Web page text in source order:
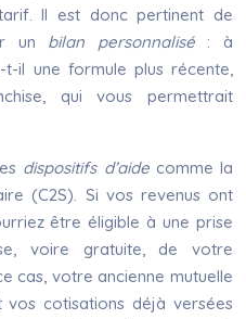
Il est donc pertinent de
un bilan personnalisé: à
t-il une formule plus récente,
qui vous permettrait
dispositifs d’aidecomme la
(C2S). Si vos revenus ont
être éligible à une prise
voire gratuite, de votre
cas, votre ancienne mutuelle
vos cotisations déjà versées